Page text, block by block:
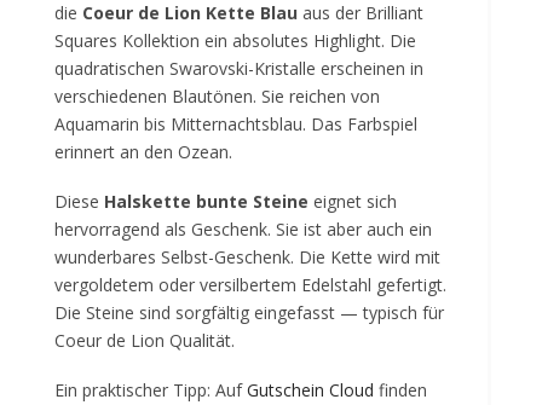
die Coeur de Lion Kette Blau aus der Brilliant
Squares Kollektion ein absolutes Highlight. Die
quadratischen Swarovski-Kristalle erscheinen in
verschiedenen Blautönen. Sie reichen von
Aquamarin bis Mitternachtsblau. Das Farbspiel
erinnert an den Ozean.
Diese Halskette bunte Steine eignet sich
hervorragend als Geschenk. Sie ist aber auch ein
wunderbares Selbst-Geschenk. Die Kette wird mit
vergoldetem oder versilbertem Edelstahl gefertigt.
Die Steine sind sorgfältig eingefasst — typisch für
Coeur de Lion Qualität.
Ein praktischer Tipp: AufGutschein Cloud finden